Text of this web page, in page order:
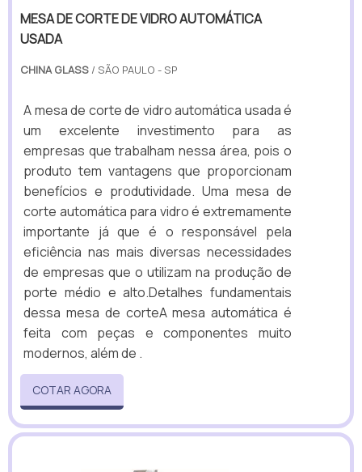
MESA DE CORTE DE VIDRO AUTOMÁTICA
USADA
CHINA GLASS / SÃO PAULO - SP
A mesa de corte de vidro automática usada é
um excelente investimento para as
empresas que trabalham nessa área, pois o
produto tem vantagens que proporcionam
benefícios e produtividade. Uma mesa de
corte automática para vidro é extremamente
importante já que é o responsável pela
eficiência nas mais diversas necessidades
de empresas que o utilizam na produção de
porte médio e alto.Detalhes fundamentais
dessa mesa de corteA mesa automática é
feita com peças e componentes muito
modernos, além de .
COTAR AGORA